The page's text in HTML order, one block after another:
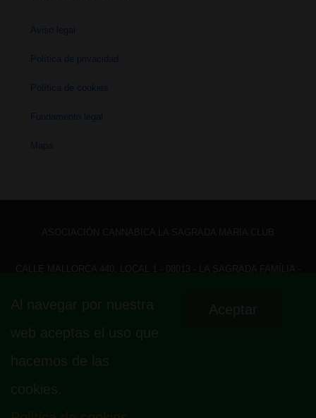
Aviso legal
Política de privacidad
Política de cookies
Fundamento legal
Mapa
Menú
pie
de
Fundamento legal
Al navegar por nuestra
web aceptas el uso que
hacemos de las
cookies.